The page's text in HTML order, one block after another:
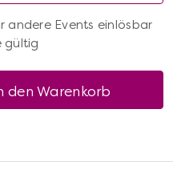
andere Events einlösbar
gültig
den Warenkorb